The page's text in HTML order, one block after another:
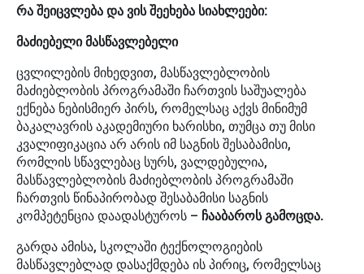
რა შეიცვლება და ვის შეეხება სიახლეები:
მაძიებელი მასწავლებელი
ცვლილების მიხედვით, მასწავლებლობის
მაძიებლობის პროგრამაში ჩართვის საშუალება
ექნება ნებისმიერ პირს, რომელსაც აქვს მინიმუმ
ბაკალავრის აკადემიური ხარისხი, თუმცა თუ მისი
კვალიფიკაცია არ არის იმ საგნის შესაბამისი,
რომლის სწავლებაც სურს, ვალდებულია,
მასწავლებლობის მაძიებლობის პროგრამაში
ჩართვის წინაპირობად შესაბამისი საგნის
კომპეტენცია დაადასტუროს – ჩააბაროს გამოცდა.
გარდა ამისა, სკოლაში ტექნოლოგიების
მასწავლებლად დასაქმდება ის პირიც, რომელსაც